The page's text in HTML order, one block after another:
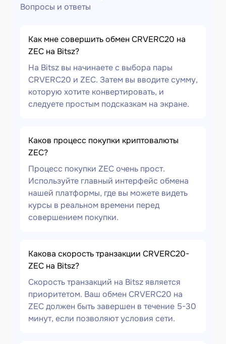
Вопросы и ответы
Как мне совершить обмен CRVERC20 на
ZEC на Bitsz?
На Bitsz вы начинаете с выбора пары
CRVERC20 и ZEC. Затем вы вводите сумму,
которую хотите конвертировать, и
следуете простым подсказкам на экране.
Каков процесс покупки криптовалюты
ZEC?
Процесс покупки ZEC очень прост.
Используйте главный интерфейс обмена
нашей платформы, где вы можете видеть
курсы в реальном времени перед
совершением покупки.
Какова скорость транзакции CRVERC20-
ZEC на Bitsz?
Скорость транзакций на Bitsz является
приоритетом. Ваш обмен CRVERC20 на
ZEC должен быть завершен в течение 5-30
минут, если позволяют условия сети.